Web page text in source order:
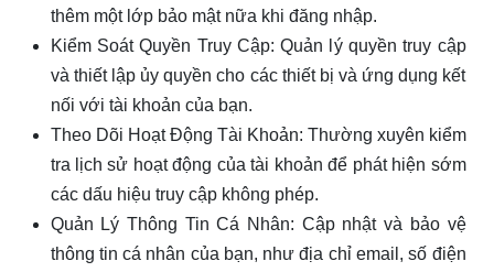
thêm một lớp bảo mật nữa khi đăng nhập.
Kiểm Soát Quyền Truy Cập: Quản lý quyền truy cập
và thiết lập ủy quyền cho các thiết bị và ứng dụng kết
nối với tài khoản của bạn.
Theo Dõi Hoạt Động Tài Khoản: Thường xuyên kiểm
tra lịch sử hoạt động của tài khoản để phát hiện sớm
các dấu hiệu truy cập không phép.
Quản Lý Thông Tin Cá Nhân: Cập nhật và bảo vệ
thông tin cá nhân của bạn, như địa chỉ email, số điện